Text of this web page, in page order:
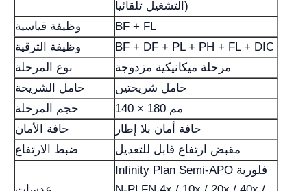
التشغيل تلقائياً)
وظيفة قياسية
BF + FL
وظيفة الترقية
BF + DF + PL + PH + FL + DIC
نوع المرحلة
مرحلة ميكانيكية مزدوجة
حامل الشريحة
حامل شريحتين
حجم المرحلة
140 × 180 مم
حافة الأمان
حافة أمان بلا إطار
ضبط الارتفاع
مقبض ارتفاع قابل للتعديل
Infinity Plan Semi-APO فلورية